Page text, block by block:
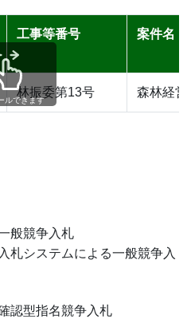
工事等番号 案件名
林振委第13号 森林経
ルできます
競争入札
システムによる一般競争入
型指名競争入札